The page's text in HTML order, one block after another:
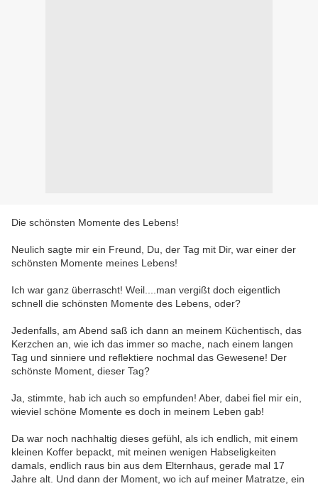
Die schönsten Momente des Lebens!
Neulich sagte mir ein Freund, Du, der Tag mit Dir, war einer der
schönsten Momente meines Lebens!
Ich war ganz überrascht! Weil....man vergißt doch eigentlich
schnell die schönsten Momente des Lebens, oder?
Jedenfalls, am Abend saß ich dann an meinem Küchentisch, das
Kerzchen an, wie ich das immer so mache, nach einem langen
Tag und sinniere und reflektiere nochmal das Gewesene! Der
schönste Moment, dieser Tag?
Ja, stimmte, hab ich auch so empfunden! Aber, dabei fiel mir ein,
wieviel schöne Momente es doch in meinem Leben gab!
Da war noch nachhaltig dieses gefühl, als ich endlich, mit einem
kleinen Koffer bepackt, mit meinen wenigen Habseligkeiten
damals, endlich raus bin aus dem Elternhaus, gerade mal 17
Jahre alt. Und dann der Moment, wo ich auf meiner Matratze, ein